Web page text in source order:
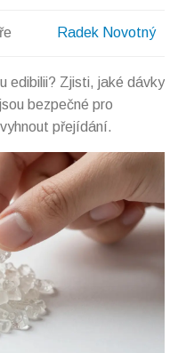
Radek Novotný
edibilii? Zjisti, jaké dávky
bezpečné pro
přejídání.